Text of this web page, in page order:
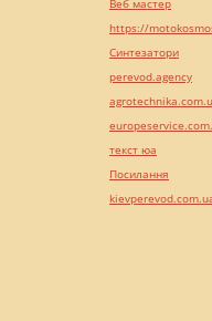
Веб мастер
https://
Синтезатори
perevod.agency
текст юа
Посилання